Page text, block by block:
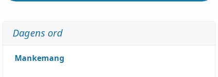
Dagens ord
Mankemang